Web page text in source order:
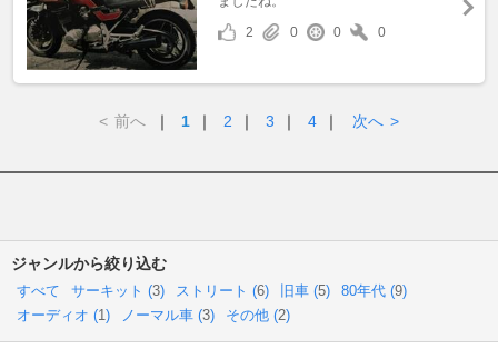
2
0 0 0
< 前へ ｜ 1 ｜ 2 ｜ 3 ｜ 4 ｜ 次へ >
ジャンルから絞り込む
すべて サーキット (3) ストリート (6) 旧車 (5) 80年代 (9)
オーディオ (1) ノーマル車 (3) その他 (2)